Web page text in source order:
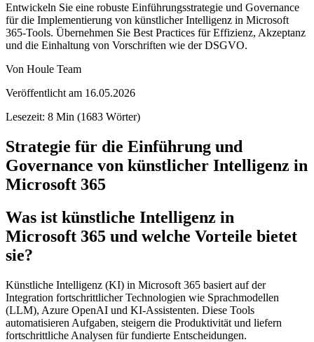
Entwickeln Sie eine robuste Einführungsstrategie und Governance
für die Implementierung von künstlicher Intelligenz in Microsoft
365-Tools. Übernehmen Sie Best Practices für Effizienz, Akzeptanz
und die Einhaltung von Vorschriften wie der DSGVO.
Von Houle Team
Veröffentlicht am 16.05.2026
Lesezeit: 8 Min (1683 Wörter)
Strategie für die Einführung und
Governance von künstlicher Intelligenz in
Microsoft 365
Was ist künstliche Intelligenz in
Microsoft 365 und welche Vorteile bietet
sie?
Künstliche Intelligenz (KI) in Microsoft 365 basiert auf der
Integration fortschrittlicher Technologien wie Sprachmodellen
(LLM), Azure OpenAI und KI-Assistenten. Diese Tools
automatisieren Aufgaben, steigern die Produktivität und liefern
fortschrittliche Analysen für fundierte Entscheidungen.